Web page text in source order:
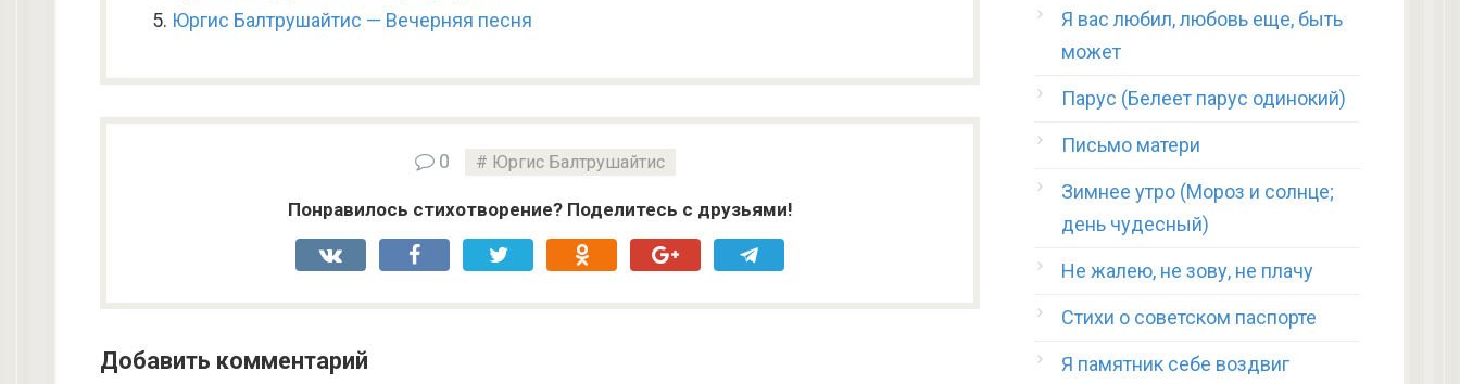
Юргис Балтрушайтис — Вечерняя песня
0 Юргис Балтрушайтис
Понравилось стихотворение? Поделитесь с друзьями!
Добавить комментарий
Я вас любил, любовь еще, быть
может
Парус (Белеет парус одинокий)
Письмо матери
Зимнее утро (Мороз и солнце;
день чудесный)
Не жалею, не зову, не плачу
Стихи о советском паспорте
Я памятник себе воздвиг